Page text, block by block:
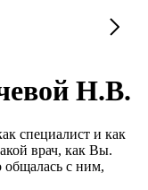
Н.В.
специалист и как
врач, как Вы.
с ним,